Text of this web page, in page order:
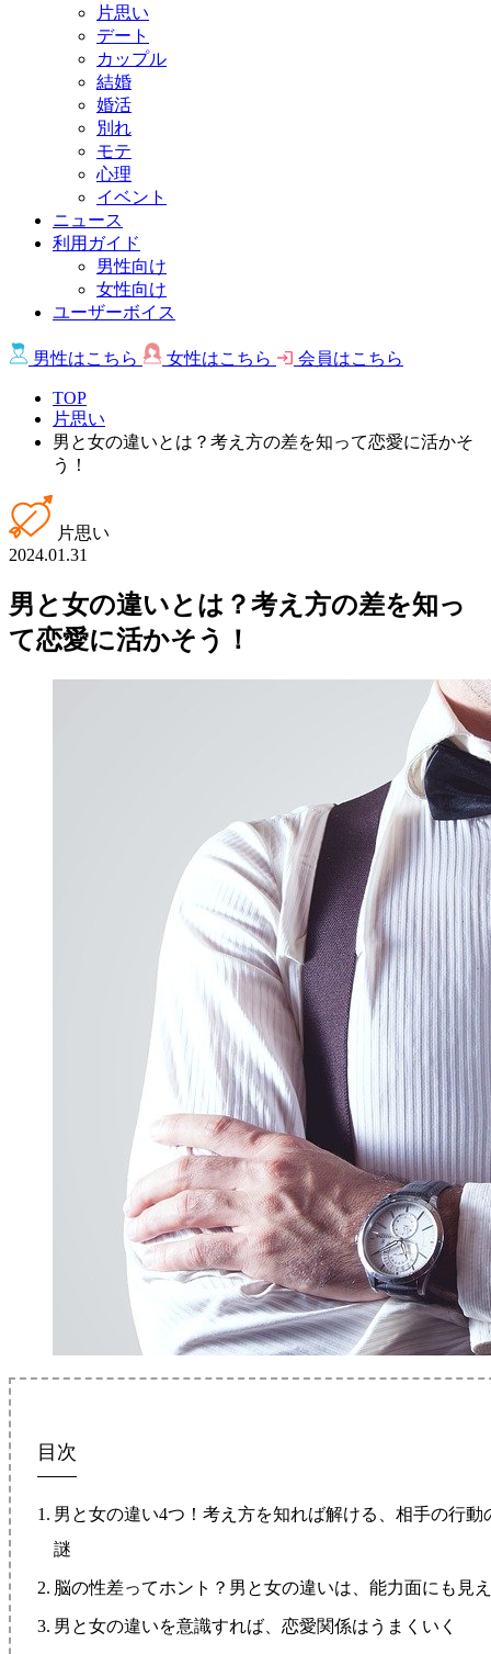
片思い
デート
カップル
結婚
婚活
別れ
モテ
心理
イベント
ニュース
利用ガイド
男性向け
女性向け
ユーザーボイス
男性はこちら 女性はこちら 会員はこちら
TOP
片思い
男と女の違いとは？考え方の差を知って恋愛に活かそ
う！
片思い
2024.01.31
男と女の違いとは？考え方の差を知っ
て恋愛に活かそう！
目次
男と女の違い4つ！考え方を知れば解ける、相手の行動
謎
脳の性差ってホント？男と女の違いは、能力面にも見
男と女の違いを意識すれば、恋愛関係はうまくいく